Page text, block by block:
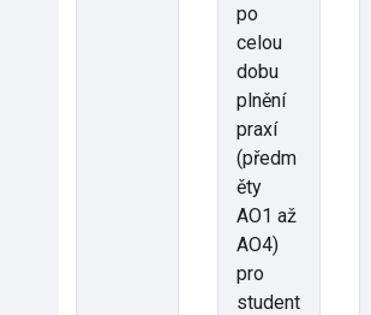
po
celou
dobu
plnění
praxí
(předm
ěty
AO1 až
AO4)
pro
student